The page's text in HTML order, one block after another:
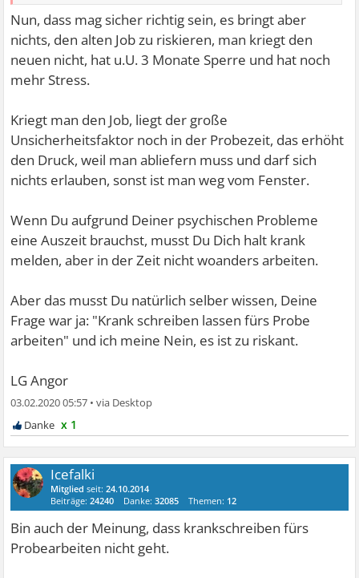
Nun, dass mag sicher richtig sein, es bringt aber
nichts, den alten Job zu riskieren, man kriegt den
neuen nicht, hat u.U. 3 Monate Sperre und hat noch
mehr Stress.
Kriegt man den Job, liegt der große
Unsicherheitsfaktor noch in der Probezeit, das erhöht
den Druck, weil man abliefern muss und darf sich
nichts erlauben, sonst ist man weg vom Fenster.
Wenn Du aufgrund Deiner psychischen Probleme
eine Auszeit brauchst, musst Du Dich halt krank
melden, aber in der Zeit nicht woanders arbeiten.
Aber das musst Du natürlich selber wissen, Deine
Frage war ja: "Krank schreiben lassen fürs Probe
arbeiten" und ich meine Nein, es ist zu riskant.
LG Angor
03.02.2020 05:57 •
x 1
Icefalki
Mitglied seit:24.10.2014
Beiträge:24240 Danke:32085 Themen: 12
Bin auch der Meinung, dass krankschreiben fürs
Probearbeiten nicht geht.